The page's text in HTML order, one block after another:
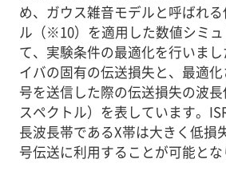
め、ガウス雑音モデルと呼ばれ
ル（※10）を適用した数値シミ
て、実験条件の最適化を行いま
イバの固有の伝送損失と、最適
号を送信した際の伝送損失の波
スペクトル）を表しています。
長波長帯であるX帯は大きく低損
号伝送に利用することが可能とな